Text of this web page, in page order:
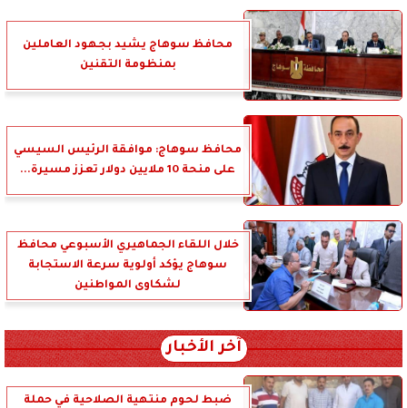
محافظ سوهاج يشيد بجهود العاملين
بمنظومة التقنين
محافظ سوهاج: موافقة الرئيس السيسي
على منحة 10 ملايين دولار تعزز مسيرة...
خلال اللقاء الجماهيري الأسبوعي محافظ
سوهاج يؤكد أولوية سرعة الاستجابة
لشكاوى المواطنين
آخر الأخبار
ضبط لحوم منتهية الصلاحية في حملة